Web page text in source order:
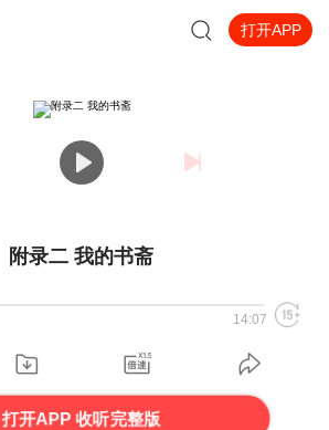
打开APP
附录二 我的书斋
14:07
打开APP 收听完整版